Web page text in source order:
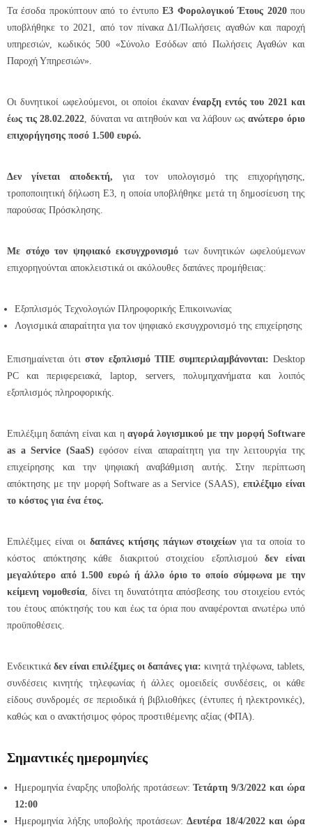
Τα έσοδα προκύπτουν από το έντυποΕ3 Φορολογικού Έτους 2020που
υποβλήθηκε το 2021, από τον πίνακα Δ1/Πωλήσεις αγαθών και παροχή
υπηρεσιών, κωδικός 500 «Σύνολο Εσόδων από Πωλήσεις Αγαθών και
Παροχή Υπηρεσιών».
Οι δυνητικοί ωφελούμενοι, οι οποίοι έκαναν έναρξη εντός του 2021 και
έως τις 28.02.2022, δύναται να αιτηθούν και να λάβουν ωςανώτερο όριο
επιχορήγησης ποσό 1.500 ευρώ.
Δεν γίνεται αποδεκτή, για τον υπολογισμό της επιχορήγησης,
τροποποιητική δήλωση Ε3, η οποία υποβλήθηκε μετά τη δημοσίευση της
παρούσας Πρόσκλησης.
Με στόχο τον ψηφιακό εκσυγχρονισμό των δυνητικών ωφελούμενων
επιχορηγούνται αποκλειστικά οι ακόλουθες δαπάνες προμήθειας:
Εξοπλισμός Τεχνολογιών Πληροφορικής Επικοινωνίας
Λογισμικά απαραίτητα για τον ψηφιακό εκσυγχρονισμό της επιχείρησης
Επισημαίνεται ότιστον εξοπλισμό ΤΠΕ συμπεριλαμβάνονται: Desktop
PC και περιφερειακά, laptop, servers, πολυμηχανήματα και λοιπός
εξοπλισμός πληροφορικής.
Επιλέξιμη δαπάνη είναι και η αγορά λογισμικού με την μορφή Software
as a Service (SaaS) εφόσον είναι απαραίτητη για την λειτουργία της
επιχείρησης και την ψηφιακή αναβάθμιση αυτής. Στην περίπτωση
απόκτησης με την μορφή Software as a Service (SAAS), επιλέξιμο είναι
το κόστος για ένα έτος.
Επιλέξιμες είναι οι δαπάνες κτήσης πάγιων στοιχείων για τα οποία το
κόστος απόκτησης κάθε διακριτού στοιχείου εξοπλισμούδεν είναι
μεγαλύτερο από 1.500 ευρώ ή άλλο όριο το οποίο σύμφωνα με την
κείμενη νομοθεσία, δίνει τη δυνατότητα απόσβεσης του στοιχείου εντός
του έτους απόκτησής του και έως τα όρια που αναφέρονται ανωτέρω υπό
προϋποθέσεις.
Ενδεικτικά δεν είναι επιλέξιμες οι δαπάνες για: κινητά τηλέφωνα, tablets,
συνδέσεις κινητής τηλεφωνίας ή άλλες ομοειδείς συνδέσεις, οι κάθε
είδους συνδρομές σε περιοδικά ή βιβλιοθήκες (έντυπες ή ηλεκτρονικές),
καθώς και ο ανακτήσιμος φόρος προστιθέμενης αξίας (ΦΠΑ).
Σημαντικές ημερομηνίες
Ημερομηνία έναρξης υποβολής προτάσεων:Τετάρτη 9/3/2022 και ώρα
12:00
Ημερομηνία λήξης υποβολής προτάσεων:Δευτέρα 18/4/2022 και ώρα